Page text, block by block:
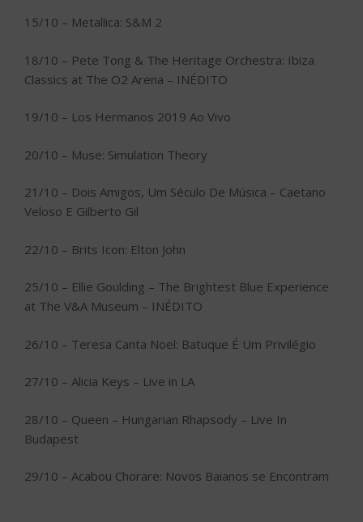
15/10 – Metallica: S&M 2
18/10 – Pete Tong & The Heritage Orchestra: Ibiza
Classics at The O2 Arena – INÉDITO
19/10 – Los Hermanos 2019 Ao Vivo
20/10 – Muse: Simulation Theory
21/10 – Dois Amigos, Um Século De Música – Caetano
Veloso E Gilberto Gil
22/10 – Brits Icon: Elton John
25/10 – Ellie Goulding – The Brightest Blue Experience
at The V&A Museum – INÉDITO
26/10 – Teresa Canta Noel: Batuque É Um Privilégio
27/10 – Alicia Keys – Live in LA
28/10 – Queen – Hungarian Rhapsody – Live In
Budapest
29/10 – Acabou Chorare: Novos Baianos se Encontram